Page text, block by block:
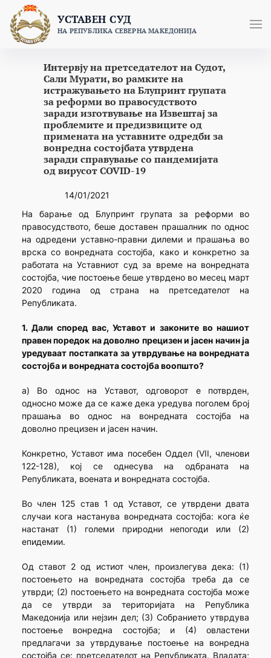
content
УСТАВЕН СУД
НА РЕПУБЛИКА СЕВЕРНА МАКЕДОНИЈА
Интервју на претседателот на Судот,
Сали Мурати, во рамките на
истражувањето на Блупринт групата
за реформи во правосудството
заради изготвување на Извештај за
проблемите и предизвиците од
примената на уставните одредби за
вонредна состојбата утврдена
заради справување со пандемијата
од вирусот COVID-19
14/01/2021
На барање од Блупринт групата за реформи во
правосудството, беше доставен прашалник по однос
на одредени уставно-правни дилеми и прашања во
врска со вонредната состојба, како и конкретно за
работата на Уставниот суд за време на вонредната
состојба, чие постоење беше утврдено во месец март
2020 година од страна на претседателот на
Републиката.
1. Дали според вас, Уставот и законите во нашиот
правен поредок на доволно прецизен и јасен начин ја
уредуваат постапката за утврдување на вонредната
состојба и вонредната состојба воопшто?
а) Во однос на Уставот, одговорот е потврден,
односно може да се каже дека уредува поголем број
прашања во однос на вонредната состојба на
доволно прецизен и јасен начин.
Конкретно, Уставот има посебен Оддел (VII, членови
122-128), кој се однесува на одбраната на
Републиката, воената и вонредната состојба.
Во член 125 став 1 од Уставот, се утврдени двата
случаи кога настанува вонредната состојба: кога ќе
настанат (1) големи природни непогоди или (2)
епидемии.
Од ставот 2 од истиот член, произлегува дека: (1)
постоењето на вонредната состојба треба да се
утврди; (2) постоењето на вонредната состојба може
да се утврди за територијата на Република
Македонија или нејзин дел; (3) Собранието утврдува
постоење вонредна состојба; и (4) овластени
предлагачи за утврдување постоење на вонредна
состојба се: претседателот на Републиката, Владата;